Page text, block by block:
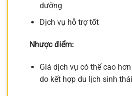
dưỡng
Dịch vụ hỗ trợ tốt
Nhược điểm:
Giá dịch vụ có thể cao
do kết hợp du lịch sinh thái